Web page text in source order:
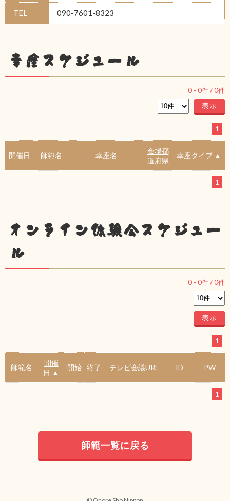
TEL 090-7601-8323
幸座スケジュール
0 - 0件 /0件
1
開催日 師範名 幸座名
会場都
道府県
幸座タイプ ▲
1
オンライン体験会スケジュー
ル
0 - 0件 /0件
1
師範名
開催
日 ▲
開始 終了 テレビ会議URL ID PW
1
師範一覧に戻る